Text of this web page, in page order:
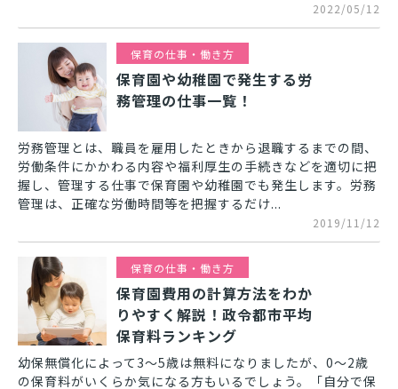
2022/05/12
保育の仕事・働き方
保育園や幼稚園で発生する労
務管理の仕事一覧！
労務管理とは、職員を雇用したときから退職するまでの間、
労働条件にかかわる内容や福利厚生の手続きなどを適切に把
握し、管理する仕事で保育園や幼稚園でも発生します。労務
管理は、正確な労働時間等を把握するだけ...
2019/11/12
保育の仕事・働き方
保育園費用の計算方法をわか
りやすく解説！政令都市平均
保育料ランキング
幼保無償化によって3～5歳は無料になりましたが、0～2歳
の保育料がいくらか気になる方もいるでしょう。「自分で保